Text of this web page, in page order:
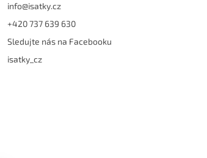
info@isatky.cz
+420 737 639 630
Sledujte nás na Facebooku
isatky_cz